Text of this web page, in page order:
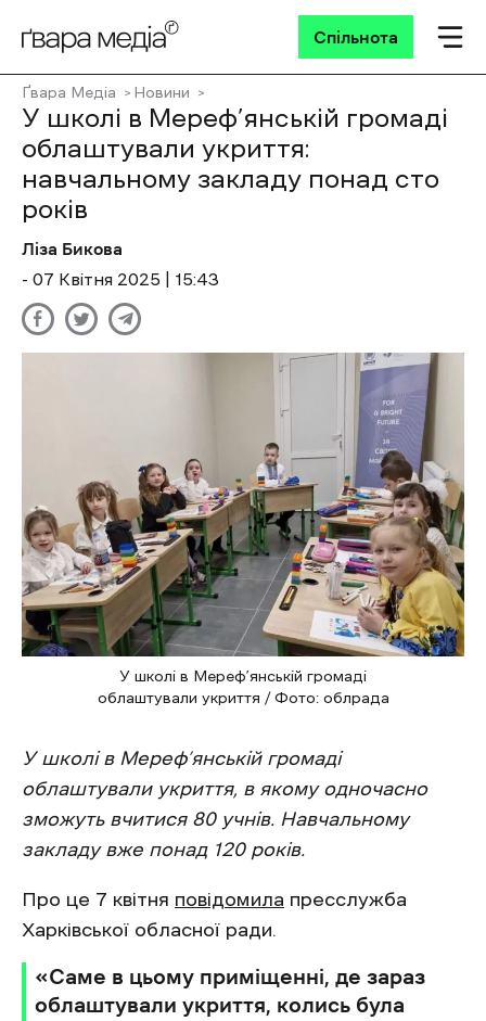
Спільнота
Ґвара Медіа Новини
У школі в Мереф’янській громаді
облаштували укриття:
навчальному закладу понад сто
років
Ліза Бикова
- 07 Квітня 2025 | 15:43
У школі в Мереф’янській громаді
облаштували укриття / Фото: облрада
У школі в Мереф’янській громаді
облаштували укриття, в якому одночасно
зможуть вчитися 80 учнів. Навчальному
закладу вже понад 120 років.
Про це 7 квітня повідомила пресслужба
Харківської обласної ради.
«Саме в цьому приміщенні, де зараз
облаштували укриття, колись була